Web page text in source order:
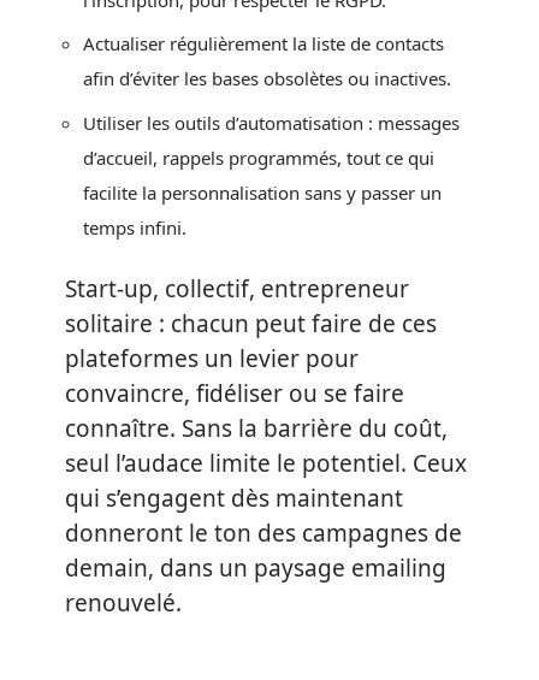
Actualiser régulièrement la liste de contacts
afin d’éviter les bases obsolètes ou inactives.
Utiliser les outils d’automatisation : messages
d’accueil, rappels programmés, tout ce qui
facilite la personnalisation sans y passer un
temps infini.
Start-up, collectif, entrepreneur
solitaire : chacun peut faire de ces
plateformes un levier pour
convaincre, fidéliser ou se faire
connaître. Sans la barrière du coût,
seul l’audace limite le potentiel. Ceux
qui s’engagent dès maintenant
donneront le ton des campagnes de
demain, dans un paysage emailing
renouvelé.